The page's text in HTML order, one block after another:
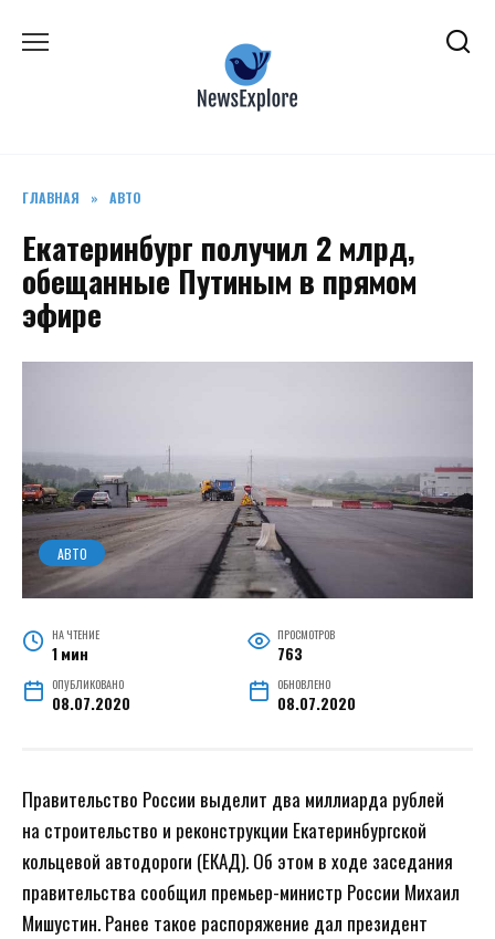
ГЛАВНАЯ » АВТО
Екатеринбург получил 2 млрд,
обещанные Путиным в прямом
эфире
АВТО
НА ЧТЕНИЕ
1 мин
ПРОСМОТРОВ
763
ОПУБЛИКОВАНО
08.07.2020
ОБНОВЛЕНО
08.07.2020
Правительство России выделит два миллиарда рублей
на строительство и реконструкции Екатеринбургской
кольцевой автодороги (ЕКАД). Об этом в ходе заседания
правительства сообщил премьер-министр России Михаил
Мишустин. Ранее такое распоряжение дал президент